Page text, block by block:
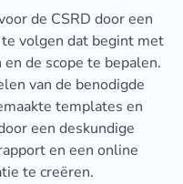
de CSRD door een
volgen dat begint met
de scope te bepalen.
van de benodigde
templates en
een deskundige
en een online
te creëren.